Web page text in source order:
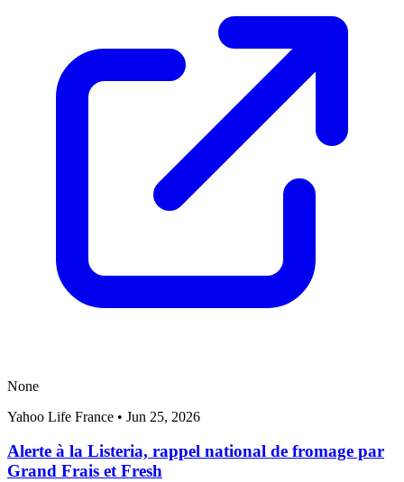
None
Yahoo Life France • Jun 25, 2026
Alerte à la Listeria, rappel national de fromage par
Grand Frais et Fresh